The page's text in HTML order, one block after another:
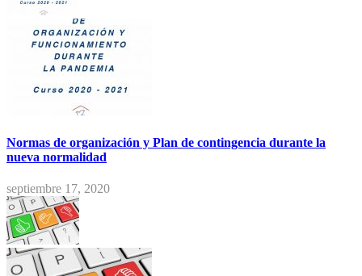
Normas de organización y Plan de contingencia durante la
nueva normalidad
septiembre 17, 2020